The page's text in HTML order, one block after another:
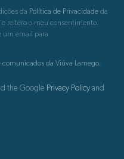
da Política de Privacidade da
reitero o meu consentimento.
um email para
comunicados da Viúva Lamego.
the Google Privacy Policy and